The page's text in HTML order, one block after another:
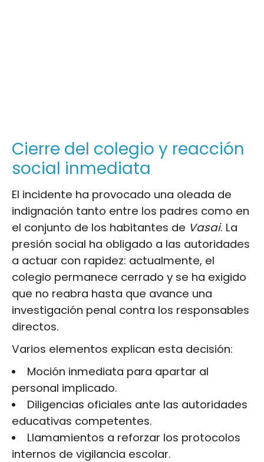
Cierre del colegio y reacción
social inmediata
El incidente ha provocado una oleada de
indignación tanto entre los padres como en
el conjunto de los habitantes de Vasai. La
presión social ha obligado a las autoridades
a actuar con rapidez: actualmente, el
colegio permanece cerrado y se ha exigido
que no reabra hasta que avance una
investigación penal contra los responsables
directos.
Varios elementos explican esta decisión:
Moción inmediata para apartar al
personal implicado.
Diligencias oficiales ante las autoridades
educativas competentes.
Llamamientos a reforzar los protocolos
internos de vigilancia escolar.